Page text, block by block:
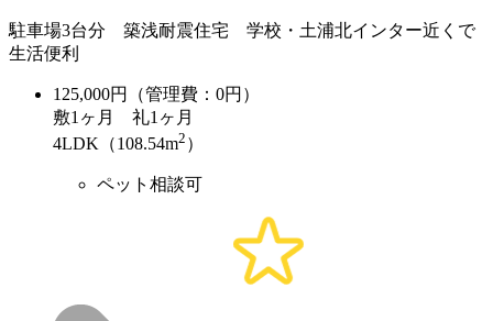
駐車場3台分 築浅耐震住宅 学校・土浦北インター近くで
生活便利
125,000円（管理費：0円）
敷1ヶ月 礼1ヶ月
4LDK（108.54m2 ）
ペット相談可